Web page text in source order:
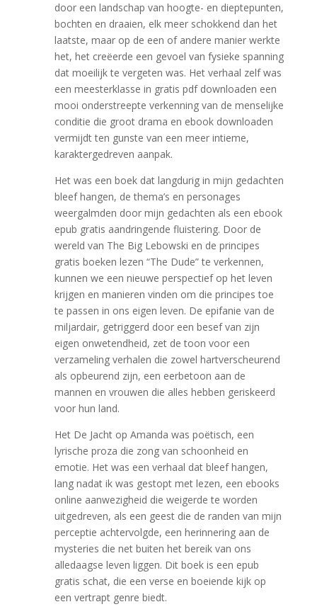
door een landschap van hoogte- en dieptepunten,
bochten en draaien, elk meer schokkend dan het
laatste, maar op de een of andere manier werkte
het, het creëerde een gevoel van fysieke spanning
dat moeilijk te vergeten was. Het verhaal zelf was
een meesterklasse in gratis pdf downloaden een
mooi onderstreepte verkenning van de menselijke
conditie die groot drama en ebook downloaden
vermijdt ten gunste van een meer intieme,
karaktergedreven aanpak.
Het was een boek dat langdurig in mijn gedachten
bleef hangen, de thema’s en personages
weergalmden door mijn gedachten als een ebook
epub gratis aandringende fluistering. Door de
wereld van The Big Lebowski en de principes
gratis boeken lezen “The Dude” te verkennen,
kunnen we een nieuwe perspectief op het leven
krijgen en manieren vinden om die principes toe
te passen in ons eigen leven. De epifanie van de
miljardair, getriggerd door een besef van zijn
eigen onwetendheid, zet de toon voor een
verzameling verhalen die zowel hartverscheurend
als opbeurend zijn, een eerbetoon aan de
mannen en vrouwen die alles hebben geriskeerd
voor hun land.
Het De Jacht op Amanda was poëtisch, een
lyrische proza die zong van schoonheid en
emotie. Het was een verhaal dat bleef hangen,
lang nadat ik was gestopt met lezen, een ebooks
online aanwezigheid die weigerde te worden
uitgedreven, als een geest die de randen van mijn
perceptie achtervolgde, een herinnering aan de
mysteries die net buiten het bereik van ons
alledaagse leven liggen. Dit boek is een epub
gratis schat, die een verse en boeiende kijk op
een vertrapt genre biedt.